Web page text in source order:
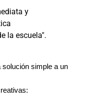
y
la escuela".
solución simple a un